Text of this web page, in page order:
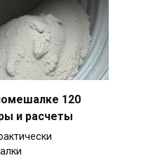
120
и расчеты